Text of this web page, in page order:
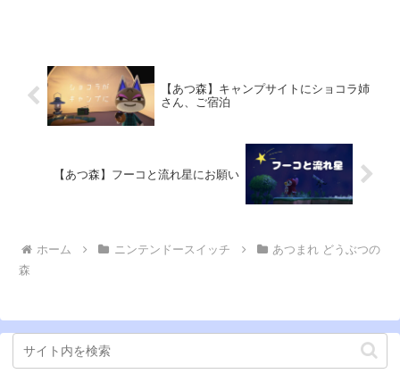
【あつ森】キャンプサイトにショコラ姉
さん、ご宿泊
【あつ森】フーコと流れ星にお願い
ホーム ニンテンドースイッチ
あつまれ どうぶつの
森